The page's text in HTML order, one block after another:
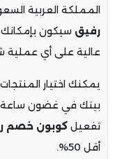
المملكة العربية
رفيق سيكون
عالية على أي عملية
يمكنك اختيار
بيتك في غضون ساعة
تفعيل كوبون خصم
أقل 50%.